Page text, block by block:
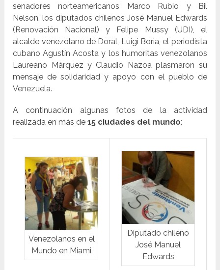
senadores norteamericanos Marco Rubio y Bil
Nelson, los diputados chilenos José Manuel Edwards
(Renovación Nacional) y Felipe Mussy (UDI), el
alcalde venezolano de Doral, Luigi Boria, el periodista
cubano Agustín Acosta y los humoritas venezolanos
Laureano Márquez y Claudio Nazoa plasmaron su
mensaje de solidaridad y apoyo con el pueblo de
Venezuela.
A continuación algunas fotos de la actividad
realizada en más de15 ciudades del mundo:
Venezolanos en el
Mundo en Miami
Diputado chileno
José Manuel
Edwards